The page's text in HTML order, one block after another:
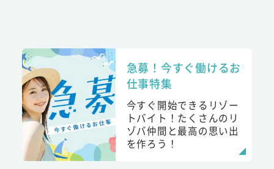
急募！今すぐ働けるお
仕事特集
今すぐ開始できるリゾー
トバイト！たくさんのリ
ゾバ仲間と最高の思い出
を作ろう！